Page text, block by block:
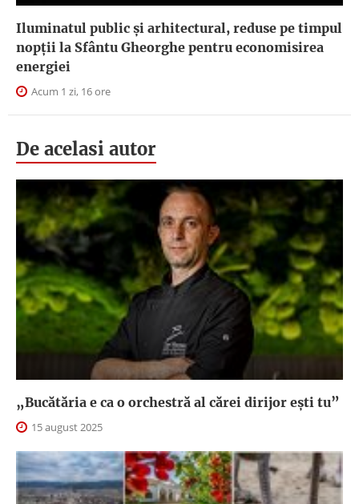
Iluminatul public şi arhitectural, reduse pe timpul
nopţii la Sfântu Gheorghe pentru economisirea
energiei
Acum 1 zi, 16 ore
De acelasi autor
„Bucătăria e ca o orchestră al cărei dirijor ești tu”
15 august 2025